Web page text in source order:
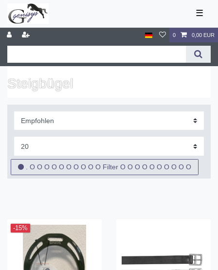
☰
0 0,00 EUR
Steigbügel
. O O O O O O O O O O Filter O O O O O O O O O O
-15%